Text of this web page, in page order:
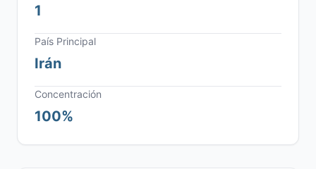
1
País Principal
Irán
Concentración
100%